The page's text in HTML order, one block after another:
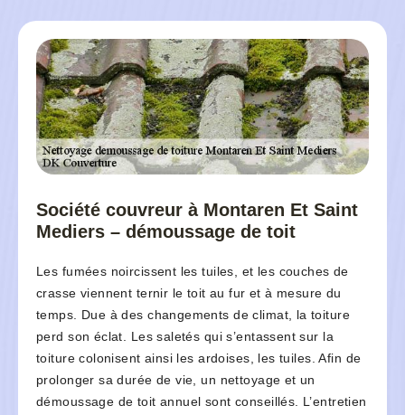
Société couvreur à Montaren Et Saint
Mediers – démoussage de toit
Les fumées noircissent les tuiles, et les couches de
crasse viennent ternir le toit au fur et à mesure du
temps. Due à des changements de climat, la toiture
perd son éclat. Les saletés qui s’entassent sur la
toiture colonisent ainsi les ardoises, les tuiles. Afin de
prolonger sa durée de vie, un nettoyage et un
démoussage de toit annuel sont conseillés. L’entretien